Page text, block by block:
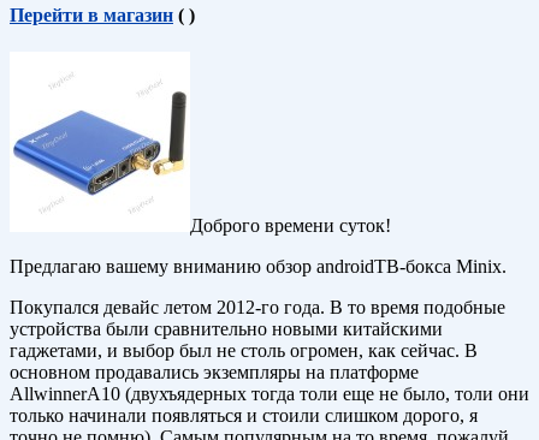
Перейти в магазин ( )
Доброго времени суток!
Предлагаю вашему вниманию обзор androidТВ-бокса Minix.
Покупался девайс летом 2012-го года. В то время подобные
устройства были сравнительно новыми китайскими
гаджетами, и выбор был не столь огромен, как сейчас. В
основном продавались экземпляры на платформе
AllwinnerA10 (двухъядерных тогда толи еще не было, толи они
только начинали появляться и стоили слишком дорого, я